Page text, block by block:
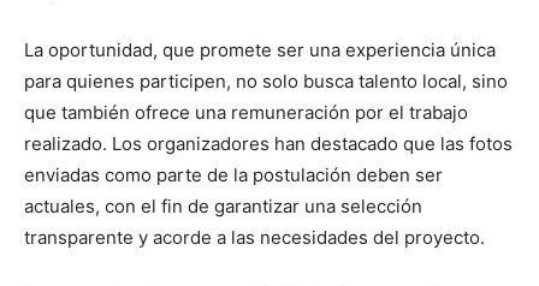
La oportunidad, que promete ser una experiencia única
para quienes participen, no solo busca talento local, sino
que también ofrece una remuneración por el trabajo
realizado. Los organizadores han destacado que las fotos
enviadas como parte de la postulación deben ser
actuales, con el fin de garantizar una selección
transparente y acorde a las necesidades del proyecto.